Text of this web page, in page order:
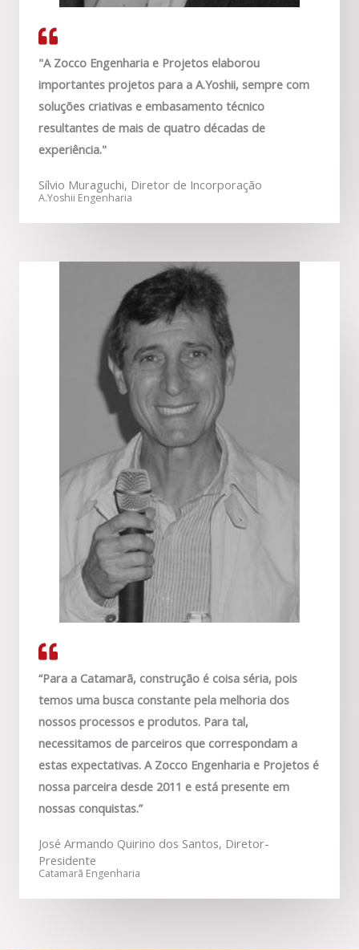
"A Zocco Engenharia e Projetos elaborou
importantes projetos para a A.Yoshii, sempre com
soluções criativas e embasamento técnico
resultantes de mais de quatro décadas de
experiência."
Sílvio Muraguchi, Diretor de Incorporação
A.Yoshii Engenharia
“Para a Catamarã, construção é coisa séria, pois
temos uma busca constante pela melhoria dos
nossos processos e produtos. Para tal,
necessitamos de parceiros que correspondam a
estas expectativas. A Zocco Engenharia e Projetos é
nossa parceira desde 2011 e está presente em
nossas conquistas.”
José Armando Quirino dos Santos, Diretor-
Presidente
Catamarã Engenharia